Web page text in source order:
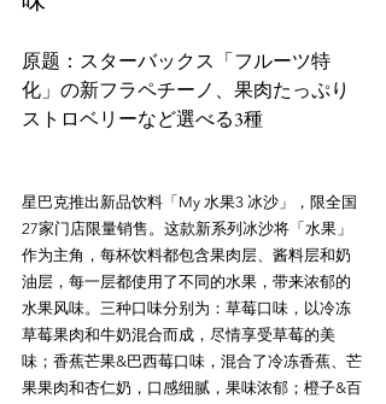
原题：スターバックス「フルーツ特
化」の新フラペチーノ、果肉たっぷり
星巴克推出新品饮料「My 水果3 冰沙」，限全国
27家门店限量销售。这款新系列冰沙将「水果」
作为主角，每杯饮料都包含果肉层、酱料层和奶
油层，每一层都使用了不同的水果，带来浓郁的
水果风味。三种口味分别为：草莓口味，以冷冻
草莓果肉和牛奶混合而成，尽情享受草莓的美
味；香蕉芒果&巴西莓口味，混合了冷冻香蕉、芒
果果肉和杏仁奶，口感细腻，果味浓郁；橙子&百